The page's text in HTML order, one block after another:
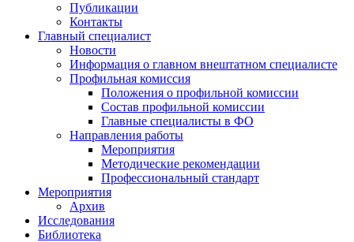
Публикации
Контакты
Главный специалист
Новости
Информация о главном внештатном специалисте
Профильная комиссия
Положения о профильной комиссии
Состав профильной комиссии
Главные специалисты в ФО
Направления работы
Мероприятия
Методические рекомендации
Профессиональный стандарт
Мероприятия
Архив
Исследования
Библиотека